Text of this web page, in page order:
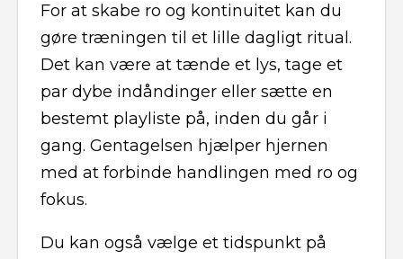
For at skabe ro og kontinuitet kan du
gøre træningen til et lille dagligt ritual.
Det kan være at tænde et lys, tage et
par dybe indåndinger eller sætte en
bestemt playliste på, inden du går i
gang. Gentagelsen hjælper hjernen
med at forbinde handlingen med ro og
fokus.
Du kan også vælge et tidspunkt på